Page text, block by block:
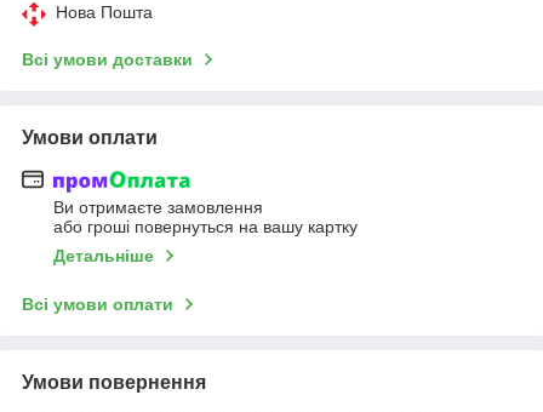
Нова Пошта
Всі умови доставки
Умови оплати
Ви отримаєте замовлення
або гроші повернуться на вашу картку
Детальніше
Всі умови оплати
Умови повернення